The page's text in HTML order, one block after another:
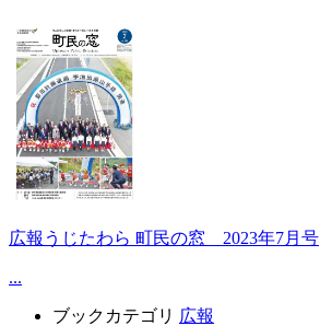
広報うじたわら 町民の窓 2023年7月号
...
ブックカテゴリ 広報